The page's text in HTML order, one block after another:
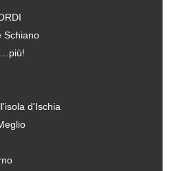
Schiano
d'Ischia